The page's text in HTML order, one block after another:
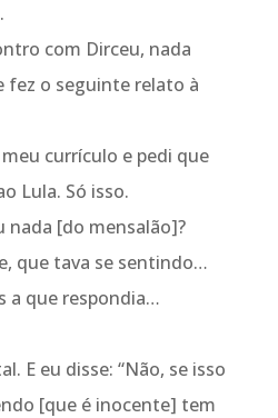
com Dirceu, nada
fez o seguinte relato à
currículo e pedi que
Lula. Só isso.
nada [do mensalão]?
que tava se sentindo…
a que respondia…
E eu disse: “Não, se isso
[que é inocente] tem